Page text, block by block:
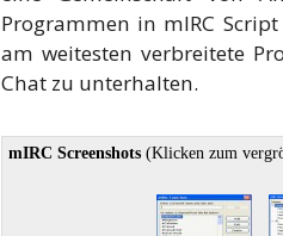
Programmen in mIRC
am weitesten verbreitete
Chat zu unterhalten.
mIRC Screenshots (Klicken zum